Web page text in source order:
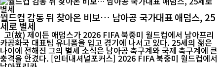
월드컵 감동 뒤 찾아온 비보… 남아공 국가대표 애덤스, 25
세로 별세
카공화국 대표팀 유니폼을 입고 경기에 나서고 있다. 25세의 젊은
나이에 전해진 그의 별세 소식은 남아공 축구계와 국제 축구계에 큰
충격을 안겼다. [인터내셔널포커스] 2026 FIFA 북중미 월드컵에서